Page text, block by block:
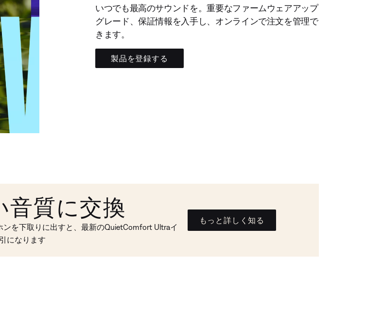
いつでも最高のサウンドを。重要なファームウェアアップ
グレード、保証情報を入手し、オンラインで注文を管理で
きます。
製品を登録する
音質に交換
ンを下取りに出すと、最新のQuietComfort Ultraイ
になります
もっと詳しく知る